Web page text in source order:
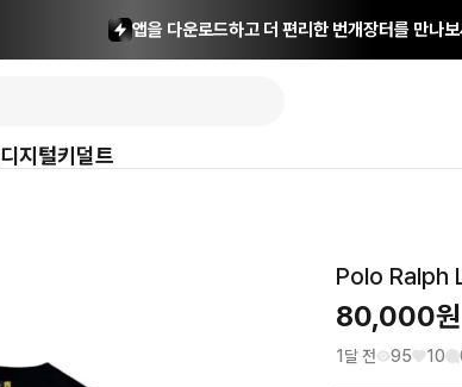
앱을 다운로드하고 더 편리한 번개장터를 만나
디지털키덜트
Polo Ralph
80,000원
1달 전 95 10